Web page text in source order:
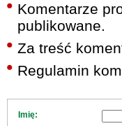
Komentarze
publikowane.
Za treść
Regulamin
Imię: